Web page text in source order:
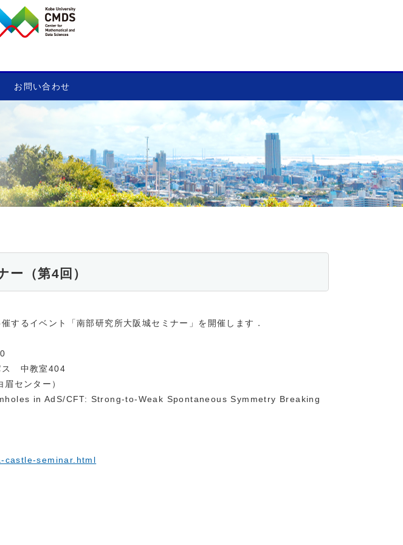
お問い合わせ
ー（第4回）
するイベント「南部研究所大阪城セミナー」を開催します．
ス 中教室404
センター）
in AdS/CFT: Strong-to-Weak Spontaneous Symmetry Breaking
castle-seminar.html